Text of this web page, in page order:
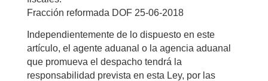
Fracción reformada DOF 25-06-2018
Independientemente de lo dispuesto en este
artículo, el agente aduanal o la agencia aduanal
que promueva el despacho tendrá la
responsabilidad prevista en esta Ley, por las